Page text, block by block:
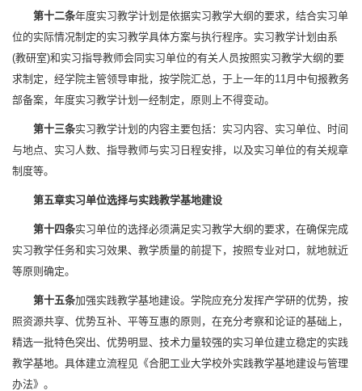
第十二条年度实习教学计划是依据实习教学大纲的要求，结合实习单
位的实际情况制定的实习教学具体方案与执行程序。实习教学计划由系
(教研室)和实习指导教师会同实习单位的有关人员按照实习教学大纲的要
求制定，经学院主管领导审批，按学院汇总，于上一年的11月中旬报教务
部备案，年度实习教学计划一经制定，原则上不得变动。
第十三条实习教学计划的内容主要包括：实习内容、实习单位、时间
与地点、实习人数、指导教师与实习日程安排，以及实习单位的有关规章
制度等。
第五章实习单位选择与实践教学基地建设
第十四条实习单位的选择必须满足实习教学大纲的要求，在确保完成
实习教学任务和实习效果、教学质量的前提下，按照专业对口，就地就近
等原则确定。
第十五条加强实践教学基地建设。学院应充分发挥产学研的优势，按
照资源共享、优势互补、平等互惠的原则，在充分考察和论证的基础上，
精选一批特色突出、优势明显、技术力量较强的实习单位建立稳定的实践
教学基地。具体建立流程见《合肥工业大学校外实践教学基地建设与管理
办法》。